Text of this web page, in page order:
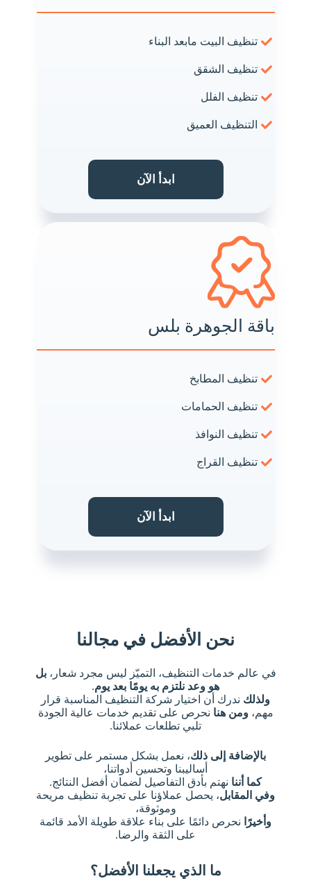
تنظيف البيت مابعد البناء
تنظيف الشقق
تنظيف الفلل
التنظيف العميق
ابدأ الآن
باقة الجوهرة بلس
تنظيف المطابخ
تنظيف الحمامات
تنظيف النوافذ
تنظيف القراج
ابدأ الآن
نحن الأفضل في مجالنا
في عالم خدمات التنظيف، التميّز ليس مجرد شعار،بل
هو وعد نلتزم به يومًا بعد يوم.
ولذلك ندرك أن اختيار شركة التنظيف المناسبة قرار
مهم،ومن هنا نحرص على تقديم خدمات عالية الجودة
تلبي تطلعات عملائنا.
بالإضافة إلى ذلك، نعمل بشكل مستمر على تطوير
أساليبنا وتحسين أدواتنا،
كما أننا نهتم بأدق التفاصيل لضمان أفضل النتائج.
وفي المقابل، يحصل عملاؤنا على تجربة تنظيف مريحة
وموثوقة،
وأخيرًا
نحرص دائمًا على بناء علاقة طويلة الأمد قائمة
على الثقة والرضا.
ما الذي يجعلنا الأفضل؟